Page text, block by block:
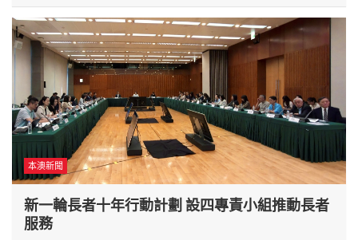
本澳新聞
新一輪長者十年行動計劃 設四專責小組推動長者
服務